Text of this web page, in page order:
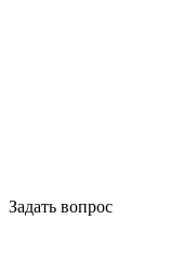
Задать вопрос